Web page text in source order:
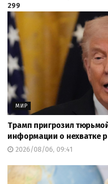
299
МИР
Трамп пригрозил
информации о нехватке
2026/08/06, 09:41